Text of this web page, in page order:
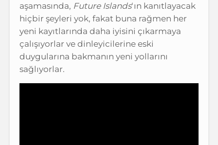
aşamasında, Future Islands‘ın kanıtlayacak
hiçbir şeyleri yok, fakat buna rağmen her
yeni kayıtlarında daha iyisini çıkarmaya
çalışıyorlar ve dinleyicilerine eski
duygularına bakmanın yeni yollarını
sağlıyorlar.